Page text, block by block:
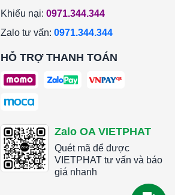
Khiếu nại: 0971.344.344
Zalo tư vấn: 0971.344.344
HỖ TRỢ THANH TOÁN
Zalo OA VIETPHAT
Quét mã để được
VIETPHAT tư vấn và báo
giá nhanh